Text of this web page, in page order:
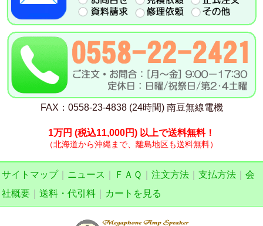
FAX：0558-23-4838 (24時間) 南豆無線電機
1万円 (税込11,000円) 以上で送料無料！
（北海道から沖縄まで、離島地区も送料無料）
サイトマップ｜ ニュース ＦＡＱ 注文方法 支払方法
会
社概要
送料・代引料 カートを見る